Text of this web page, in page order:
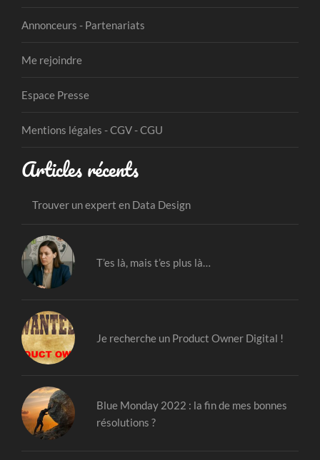
Annonceurs - Partenariats
Me rejoindre
Espace Presse
Mentions légales - CGV - CGU
Articles récents
Trouver un expert en Data Design
T’es là, mais t’es plus là…
Je recherche un Product Owner Digital !
Blue Monday 2022 : la fin de mes bonnes
résolutions ?